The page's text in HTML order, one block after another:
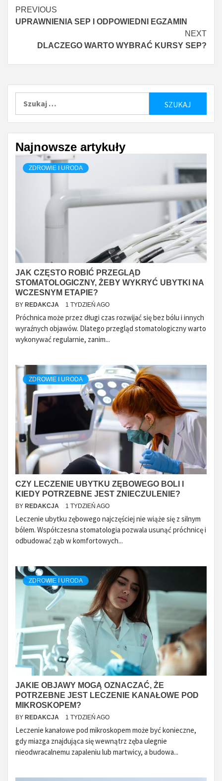
Continue
Reading
PREVIOUS
UPRAWNIENIA SEP I ODPOWIEDNI EGZAMIN
NEXT
DLACZEGO WARTO WYBRAĆ KURSY SEP?
Najnowsze artykuły
ZDROWIE I URODA
JAK CZĘSTO ROBIĆ PRZEGLĄD
STOMATOLOGICZNY, ŻEBY WYKRYĆ UBYTKI NA
WCZESNYM ETAPIE?
BY REDAKCJA 1 TYDZIEŃ AGO
Próchnica może przez długi czas rozwijać się bez bólu i innych
wyraźnych objawów. Dlatego przegląd stomatologiczny warto
wykonywać regularnie, zanim...
ZDROWIE I URODA
CZY LECZENIE UBYTKU ZĘBOWEGO BOLI I
KIEDY POTRZEBNE JEST ZNIECZULENIE?
BY REDAKCJA 1 TYDZIEŃ AGO
Leczenie ubytku zębowego najczęściej nie wiąże się z silnym
bólem. Współczesna stomatologia pozwala usunąć próchnicę i
odbudować ząb w komfortowych...
ZDROWIE I URODA
JAKIE OBJAWY MOGĄ OZNACZAĆ, ŻE
POTRZEBNE JEST LECZENIE KANAŁOWE POD
MIKROSKOPEM?
BY REDAKCJA 1 TYDZIEŃ AGO
Leczenie kanałowe pod mikroskopem może być konieczne,
gdy miazga znajdująca się wewnątrz zęba ulegnie
nieodwracalnemu zapaleniu lub martwicy, a budowa...